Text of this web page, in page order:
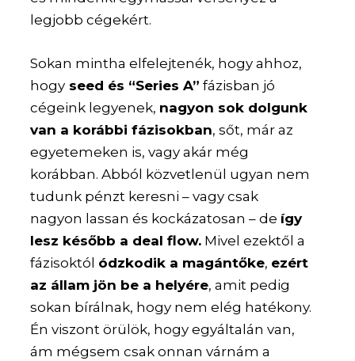
legjobb cégekért.
Sokan mintha elfelejtenék, hogy ahhoz,
hogy seed és “Series A” fázisban jó
cégeink legyenek, nagyon sok dolgunk
van a korábbi fázisokban, sőt, már az
egyetemeken is, vagy akár még
korábban. Abból közvetlenül ugyan nem
tudunk pénzt keresni – vagy csak
nagyon lassan és kockázatosan – de így
lesz később a deal flow. Mivel ezektől a
fázisoktól ódzkodik a magántőke, ezért
az állam jön be a helyére, amit pedig
sokan bírálnak, hogy nem elég hatékony.
Én viszont örülök, hogy egyáltalán van,
ám mégsem csak onnan várnám a